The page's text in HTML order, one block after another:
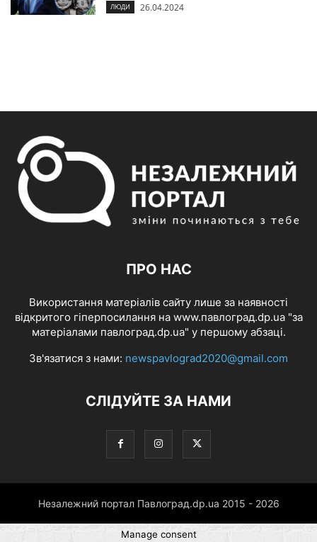
ЛЮДИ 26.04.2024
ПРО НАС
Використання матеріалів сайту лише за наявності
відкритого гіперпосилання на www.павлоград.dp.ua "за
матеріалами павлоград.dp.ua" у першому абзаці.
Зв'язатися з нами: newspavlograd2020@gmail.com
СЛІДУЙТЕ ЗА НАМИ
Незалежний портал Павлоград.dp.ua 2015 - 2026
Manage consent